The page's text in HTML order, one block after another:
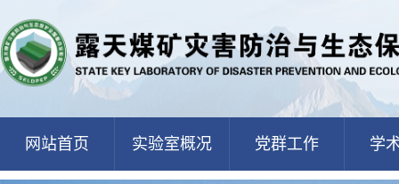
网站首页 实验室概况 党群工作 学